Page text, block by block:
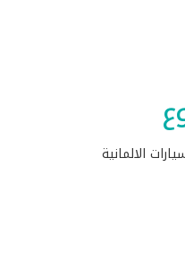
الالمانية